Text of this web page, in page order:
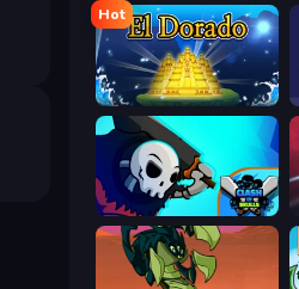
Hot
El Dorado Lite
Clash of Skulls